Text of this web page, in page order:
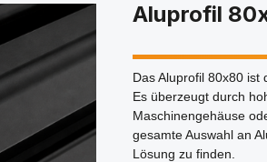
Aluprofil
Das Aluprofil 80x80 ist
Es überzeugt durch
Maschinengehäuse
gesamte Auswahl an
Lösung zu finden.